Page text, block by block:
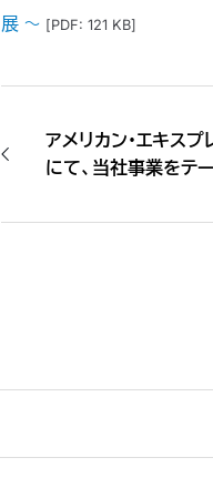
展 〜 [PDF: 121 KB]
アメリカン・エキス
にて、当社事業をテ